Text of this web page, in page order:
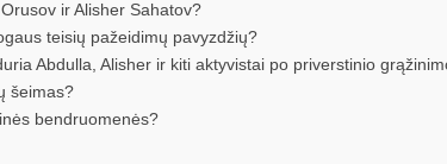
ir Alisher Sahatov?
teisių pažeidimų pavyzdžių?
Abdulla, Alisher ir kiti aktyvistai po priverstinio
šeimas?
bendruomenės?